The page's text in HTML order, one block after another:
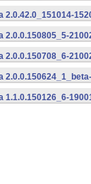
2.0.42.0_151014-
2.0.0.150805_5-
2.0.0.150708_6-
2.0.0.150624_1_beta-
1.1.0.150126_6-